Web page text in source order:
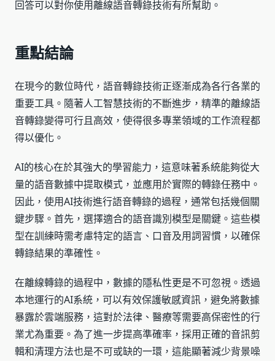
回答可以對你使用離線語音轉錄技術有所幫助。
重點結論
在現今的數位時代，語音轉錄技術正逐漸成為各行各業的
重要工具。隨著人工智慧技術的不斷進步，精準的離線語
音轉錄變得可行且高效，使得很多專業領域的工作流程都
得以優化。
AI的核心在於其強大的學習能力，這意味著系統能夠從大
量的語音數據中提取模式，並應用於實際的轉錄任務中。
因此，使用AI技術進行語音轉錄的過程，通常包括幾個關
鍵步驟。首先，選擇適合的語音識別模型是關鍵。這些模
型在訓練時需考慮特定的語言、口音及用詞習慣，以確保
轉錄結果的準確性。
在離線轉錄的過程中，數據的隱私性更是不可忽視。透過
本地運行的AI系統，可以有效保護敏感資訊，避免將數據
暴露於雲端服務，這對於法律、醫療等需要高保密性的行
業尤為重要。為了進一步提高準確率，採用正確的音訊剪
輯和清理方法也是不可或缺的一環，這能顯著減少背景噪